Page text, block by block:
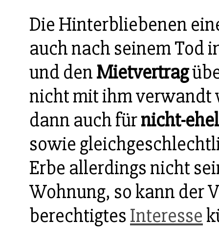
Die Hinterbliebenen
auch nach seinem Tod
und denMietvertrag
nicht mit ihm verwandt
dann auch fürnicht-
sowie
Erbe allerdings nicht
Wohnung, so kann der
berechtigtesInteresse